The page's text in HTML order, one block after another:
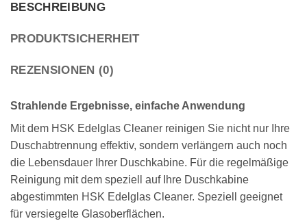
BESCHREIBUNG
PRODUKTSICHERHEIT
REZENSIONEN (0)
Strahlende Ergebnisse, einfache Anwendung
Mit dem HSK Edelglas Cleaner reinigen Sie nicht nur Ihre
Duschabtrennung effektiv, sondern verlängern auch noch
die Lebensdauer Ihrer Duschkabine. Für die regelmäßige
Reinigung mit dem speziell auf Ihre Duschkabine
abgestimmten HSK Edelglas Cleaner. Speziell geeignet
für versiegelte Glasoberflächen.